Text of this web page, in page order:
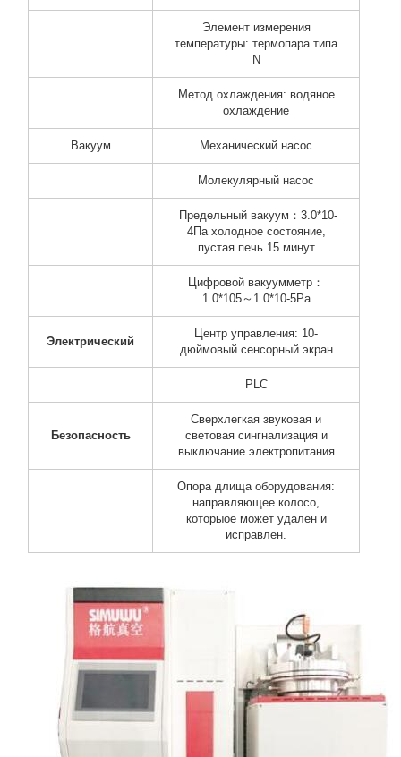
Элемент измерения
температуры: термопара типа
N
Метод охлаждения: водяное
охлаждение
Вакуум Механический насос
Молекулярный насос
Предельный вакуум：3.0*10-
4Па холодное состояние,
пустая печь 15 минут
Цифровой вакуумметр：
1.0*105～1.0*10-5Pa
Электрический
Центр управления: 10-
дюймовый сенсорный экран
PLC
Безопасность
Сверхлегкая звуковая и
световая сингнализация и
выключание электропитания
Опора длища оборудования:
направляющее колосо,
которыое может удален и
исправлен.